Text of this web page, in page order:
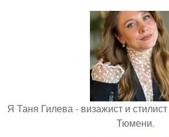
Я Таня Гилева - визажист и
Тюмени.